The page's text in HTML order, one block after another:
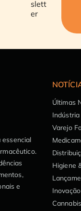
e
Últimas
Varejo
Higiene
Inovação
Cannabis